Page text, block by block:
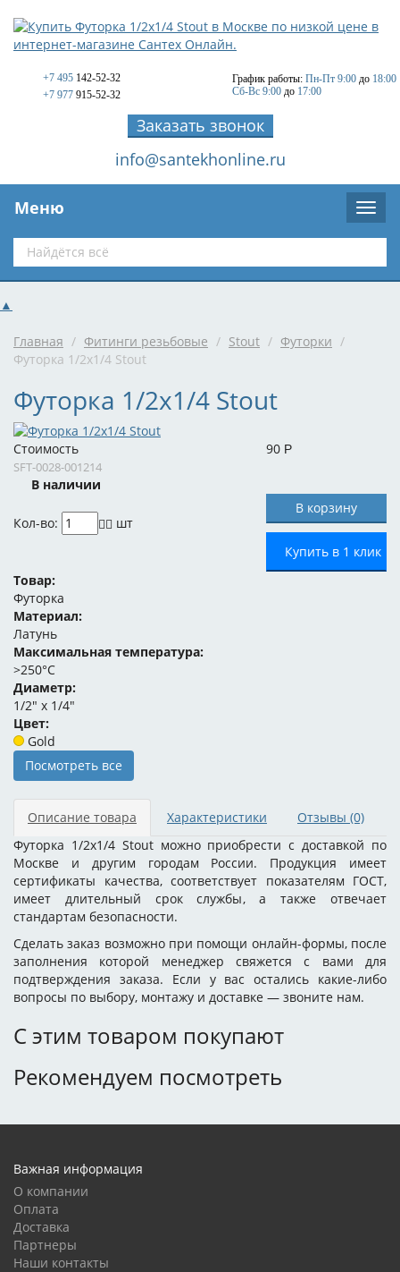
+7 495 142-52-32
+7 977 915-52-32
График работы: Пн-Пт 9:00 до 18:00
Сб-Вс 9:00 до 17:00
Заказать звонок
info@santekhonline.ru
Меню
▲
Главная / Фитинги резьбовые / Stout / Футорки /
Футорка 1/2х1/4 Stout
Футорка 1/2х1/4 Stout
Стоимость 90 Р
SFT-0028-001214
В наличии
Кол-во:
шт
Купить в 1 клик
Товар:
Футорка
Материал:
Латунь
Максимальная температура:
>250°C
Диаметр:
1/2" x 1/4"
Цвет:
Gold
Посмотреть все
Описание товара Характеристики Отзывы (0)
Футорка 1/2х1/4 Stout можно приобрести с доставкой по
Москве и другим городам России. Продукция имеет
сертификаты качества, соответствует показателям ГОСТ,
имеет длительный срок службы, а также отвечает
стандартам безопасности.
Сделать заказ возможно при помощи онлайн-формы, после
заполнения которой менеджер свяжется с вами для
подтверждения заказа. Если у вас остались какие-либо
вопросы по выбору, монтажу и доставке — звоните нам.
С этим товаром покупают
Рекомендуем посмотреть
Важная информация
О компании
Оплата
Доставка
Партнеры
Наши контакты